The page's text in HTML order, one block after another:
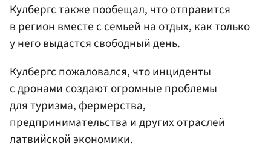
Кулбергс также пообещал, что отправится
в регион вместе с семьей на отдых, как только
у него выдастся свободный день.
Кулбергс пожаловался, что инциденты
с дронами создают огромные проблемы
для туризма, фермерства,
предпринимательства и других отраслей
латвийской экономики.